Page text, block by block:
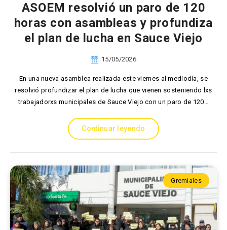
ASOEM resolvió un paro de 120
horas con asambleas y profundiza
el plan de lucha en Sauce Viejo
15/05/2026
En una nueva asamblea realizada este viernes al mediodía, se
resolvió profundizar el plan de lucha que vienen sosteniendo lxs
trabajadorxs municipales de Sauce Viejo con un paro de 120…
Continuar leyendo
Gremiales